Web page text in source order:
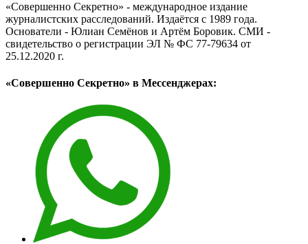
«Совершенно Секретно» - международное издание
журналистских расследований. Издаётся с 1989 года.
Основатели - Юлиан Семёнов и Артём Боровик. CМИ -
свидетельство о регистрации ЭЛ № ФС 77-79634 от
25.12.2020 г.
«Совершенно Секретно» в Мессенджерах: